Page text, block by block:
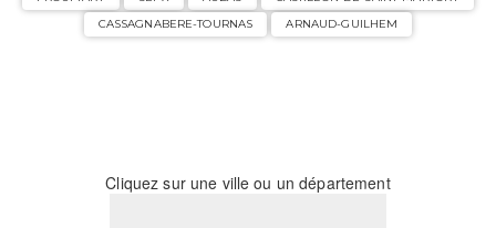
CASSAGNABERE-TOURNAS
ARNAUD-GUILHEM
Cliquez sur une ville ou un département